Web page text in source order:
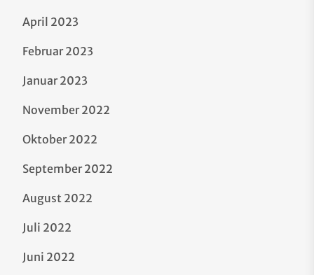
April 2023
Februar 2023
Januar 2023
November 2022
Oktober 2022
September 2022
August 2022
Juli 2022
Juni 2022